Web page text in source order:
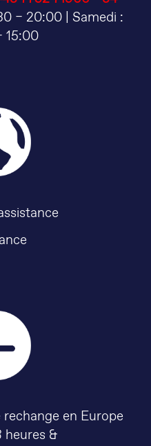
– 20:00 | Samedi :
15:00
en Europe
heures &